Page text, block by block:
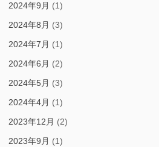
2024年9月 (1)
2024年8月 (3)
2024年7月 (1)
2024年6月 (2)
2024年5月 (3)
2024年4月 (1)
2023年12月 (2)
2023年9月 (1)